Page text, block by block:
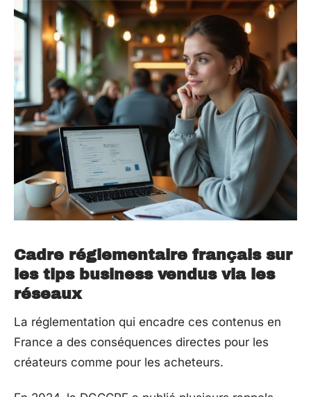
Cadre réglementaire français sur
les tips business vendus via les
réseaux
La réglementation qui encadre ces contenus en
France a des conséquences directes pour les
créateurs comme pour les acheteurs.